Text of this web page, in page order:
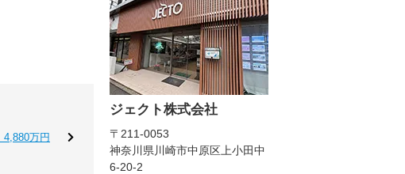
万円
ジェクト株式会社
〒211-0053
神奈川県川崎市中原区上小田中
6-20-2